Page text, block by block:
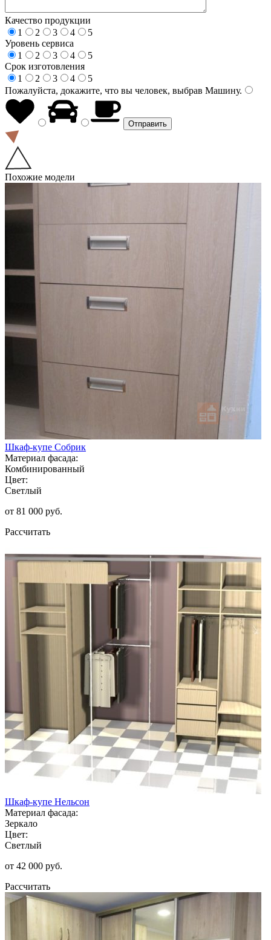
Качество продукции
1
2 3 4
5
Уровень сервиса
1
2 3 4
5
Срок изготовления
1
2 3 4
5
Пожалуйста, докажите, что вы человек, выбрав Машину.
Похожие модели
Шкаф-купе Собрик
Материал фасада:
Комбинированный
Цвет:
Светлый
от 81 000 руб.
Рассчитать
Шкаф-купе Нельсон
Материал фасада:
Зеркало
Цвет:
Светлый
от 42 000 руб.
Рассчитать